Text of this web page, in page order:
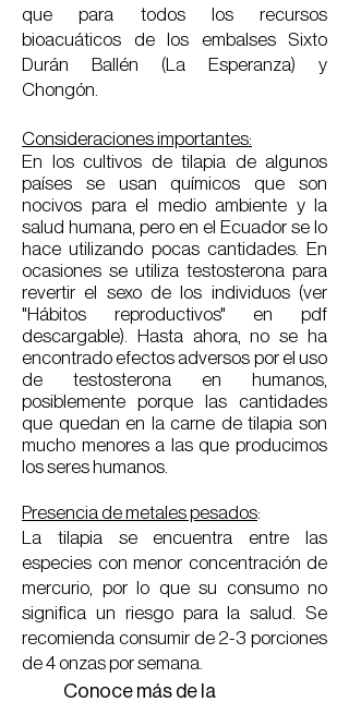
que para todos los recursos
bioacuáticos de los embalses Sixto
Durán Ballén (La Esperanza) y
Chongón.
Consideraciones importantes:
En los cultivos de tilapia de algunos
países se usan químicos que son
nocivos para el medio ambiente y la
salud humana, pero en el Ecuador se lo
hace utilizando pocas cantidades. En
ocasiones se utiliza testosterona para
revertir el sexo de los individuos (ver
"Hábitos reproductivos" en pdf
descargable). Hasta ahora, no se ha
encontrado efectos adversos por el uso
de testosterona en humanos,
posiblemente porque las cantidades
que quedan en la carne de tilapia son
mucho menores a las que producimos
los seres humanos.
Presencia de metales pesados:
La tilapia se encuentra entre las
especies con menor concentración de
mercurio, por lo que su consumo no
significa un riesgo para la salud. Se
recomienda consumir de 2-3 porciones
de 4 onzas por semana.
Conoce más de la